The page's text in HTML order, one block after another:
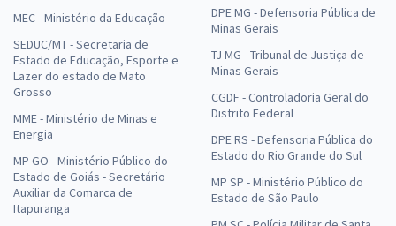
MEC - Ministério da Educação
SEDUC/MT - Secretaria de
Estado de Educação, Esporte e
Lazer do estado de Mato
Grosso
MME - Ministério de Minas e
Energia
MP GO - Ministério Público do
Estado de Goiás - Secretário
Auxiliar da Comarca de
Itapuranga
DPE MG - Defensoria Pública de
Minas Gerais
TJ MG - Tribunal de Justiça de
Minas Gerais
CGDF - Controladoria Geral do
Distrito Federal
DPE RS - Defensoria Pública do
Estado do Rio Grande do Sul
MP SP - Ministério Público do
Estado de São Paulo